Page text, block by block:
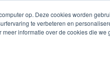
op. Deze cookies worden
te verbeteren en
meer informatie over de cookies die we
Sectoren Experts